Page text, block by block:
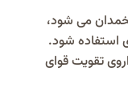
می شود،
استفاده شود.
تقویت قوای